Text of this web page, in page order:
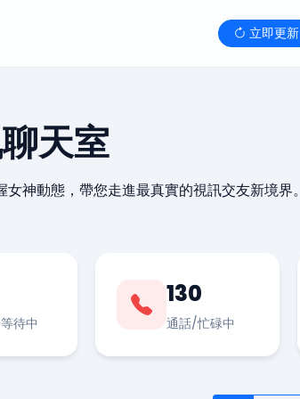
立即更新
天室
神動態，帶您走進最真實的視訊交友新境界。
待中
130
通話/忙碌中